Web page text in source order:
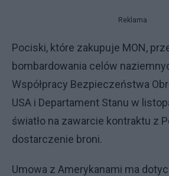
Reklama
Pociski, które zakupuje MON,
bombardowania celów
Współpracy Bezpieczeństwa
USA i Departament Stanu w
światło na zawarcie kontraktu z
dostarczenie broni.
Umowa z Amerykanami ma